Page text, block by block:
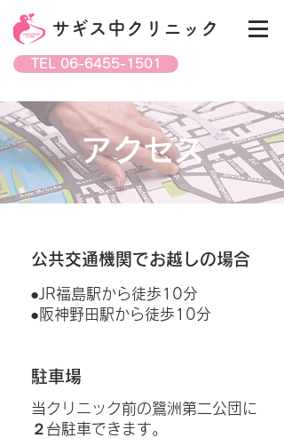
サギス中クリニック
TEL 06-6455-1501
アクセス
公共交通機関でお越しの場合
●JR福島駅から徒歩10分
●阪神野田駅から徒歩10分
駐車場
当クリニック前の鷺洲第二公団に
２台駐車できます。